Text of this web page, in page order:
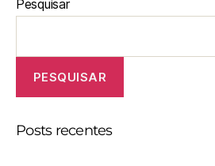
Pesquisar
PESQUISAR
Posts recentes